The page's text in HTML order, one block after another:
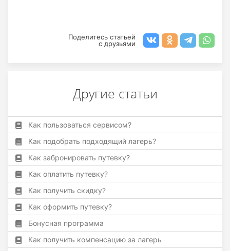
Поделитесь статьей
с друзьями
Другие статьи
Как пользоваться сервисом?
Как подобрать подходящий лагерь?
Как забронировать путевку?
Как оплатить путевку?
Как получить скидку?
Как оформить путевку?
Бонусная программа
Как получить компенсацию за лагерь